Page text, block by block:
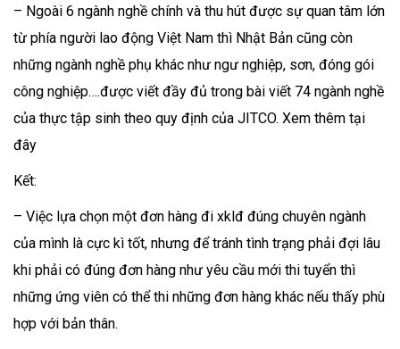
– Ngoài 6 ngành nghề chính và thu hút được sự quan tâm lớn
từ phía người lao động Việt Nam thì Nhật Bản cũng còn
những ngành nghề phụ khác như ngư nghiệp, sơn, đóng gói
công nghiệp….được viết đầy đủ trong bài viết 74 ngành nghề
của thực tập sinh theo quy định của JITCO. Xem thêm tại
đây
Kết:
– Việc lựa chọn một đơn hàng đi xklđ đúng chuyên ngành
của mình là cực kì tốt, nhưng để tránh tình trạng phải đợi lâu
khi phải có đúng đơn hàng như yêu cầu mới thi tuyển thì
những ứng viên có thể thi những đơn hàng khác nếu thấy phù
hợp với bản thân.